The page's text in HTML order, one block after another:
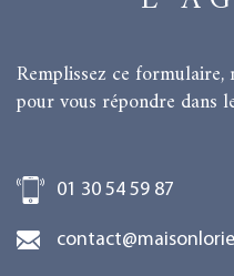
Remplissez ce
pour vous répondre dans
01 30 54 59 87